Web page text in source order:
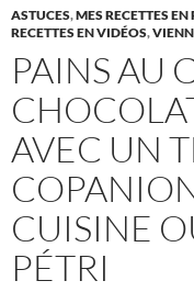
ASTUCES,MES RECETTES
RECETTES EN VIDÉOS,
PAINS AU
AVEC UN
CUISINE
PÉTRI